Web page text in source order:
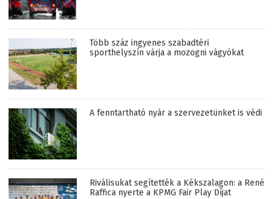
Több száz ingyenes szabadtéri
sporthelyszín várja a mozogni vágyókat
A fenntartható nyár a szervezetünket is védi
Riválisukat segítették a Kékszalagon: a René
Raffica nyerte a KPMG Fair Play Díjat